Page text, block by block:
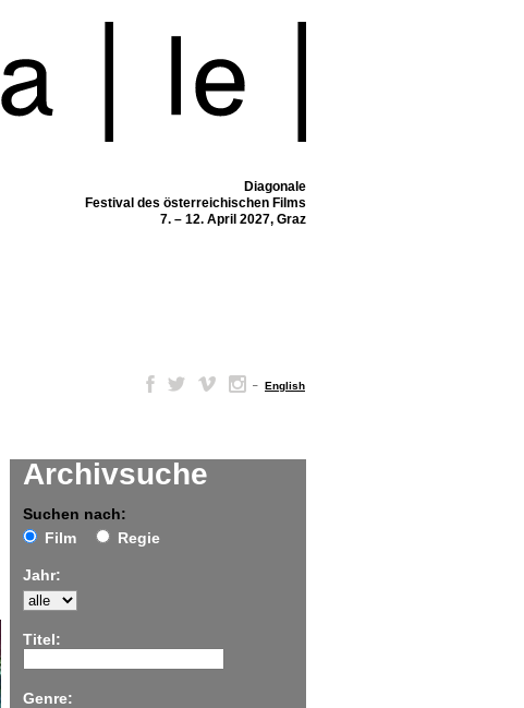
Diagonale
Festival des österreichischen Films
7. – 12. April 2027, Graz
– English
Archivsuche
Suchen nach:
Film
Regie
Jahr:
Titel:
Genre: